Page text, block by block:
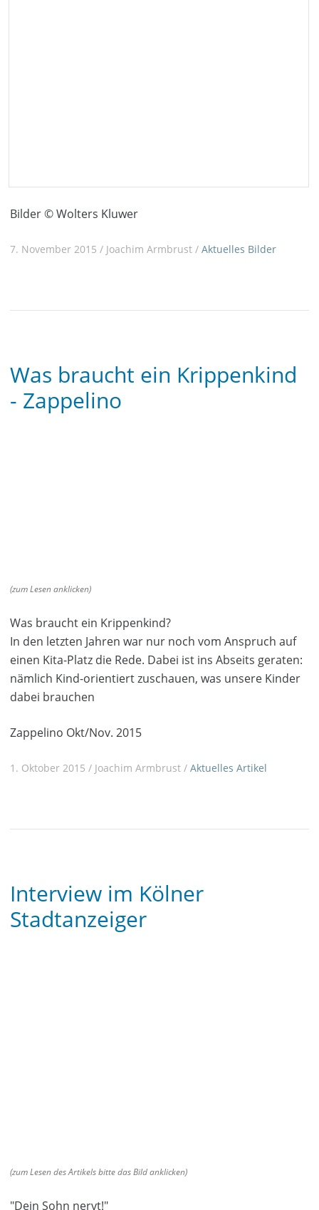
Bilder © Wolters Kluwer
7. November 2015 / Joachim Armbrust / Aktuelles Bilder
Was braucht ein Krippenkind
- Zappelino
(zum Lesen anklicken)
Was braucht ein Krippenkind?
In den letzten Jahren war nur noch vom Anspruch auf
einen Kita-Platz die Rede. Dabei ist ins Abseits geraten:
nämlich Kind-orientiert zuschauen, was unsere Kinder
dabei brauchen
Zappelino Okt/Nov. 2015
1. Oktober 2015 / Joachim Armbrust / Aktuelles Artikel
Interview im Kölner
Stadtanzeiger
(zum Lesen des Artikels bitte das Bild anklicken)
"Dein Sohn nervt!"